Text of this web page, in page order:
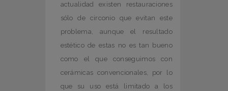
actualidad existen restauraciones
sólo de circonio que evitan este
problema, aunque el resultado
estético de estas no es tan bueno
como el que conseguimos con
cerámicas convencionales, por lo
que su uso está limitado a los